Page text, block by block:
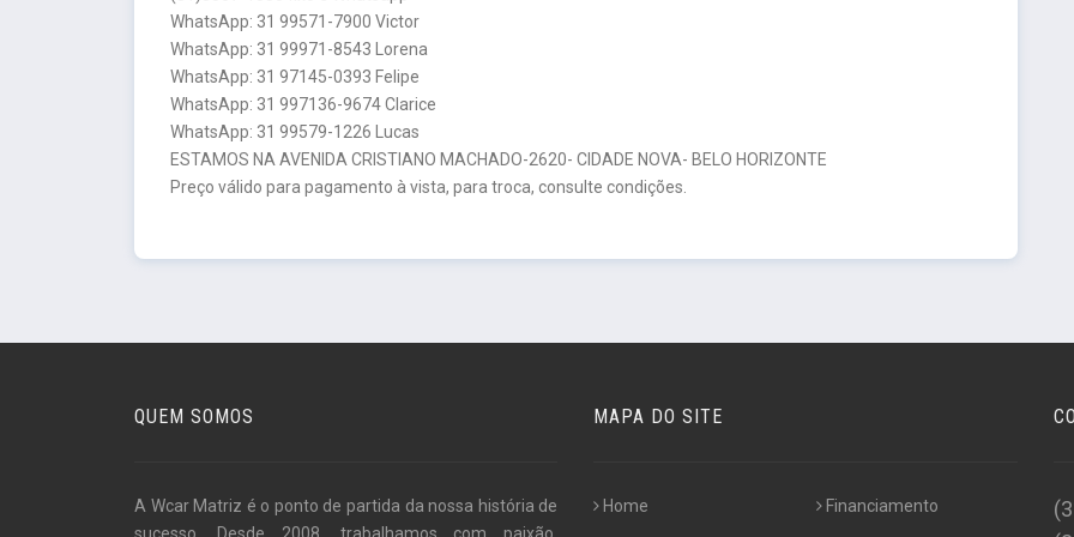
WhatsApp: 31 99571-7900 Victor
WhatsApp: 31 99971-8543 Lorena
WhatsApp: 31 97145-0393 Felipe
WhatsApp: 31 997136-9674 Clarice
WhatsApp: 31 99579-1226 Lucas
ESTAMOS NA AVENIDA CRISTIANO MACHADO-2620- CIDADE NOVA- BELO HORIZONTE
Preço válido para pagamento à vista, para troca, consulte condições.
QUEM SOMOS
A Wcar Matriz é o ponto de partida da nossa história de
MAPA DO SITE
Home Financiamento